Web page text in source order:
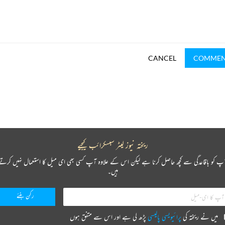
CANCEL
ریختہ نیوز لیٹر سبسکرائب کیجیے
کو باقاعدگی سے کچھ حاصل کرنا ہے لیکن اس کے علاوہ آپ کسی بھی ای میل کا استعمال نہیں
ہیں۔
میں نے ریختہ کیپرائیویسی پالیسیپڑھ لی ہے اور اس سے متفق ہوں